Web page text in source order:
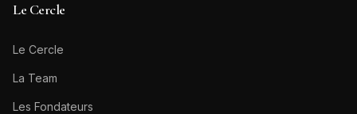
Le Cercle
Le Cercle
La Team
Les Fondateurs